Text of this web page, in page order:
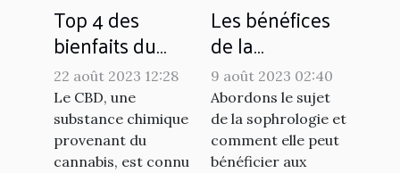
Top 4 des
bienfaits du
CBD
22 août 2023 12:28
Le CBD, une
substance chimique
provenant du
cannabis, est connu
Les bénéfices
de la
sophrologie
pour les
étudiants
9 août 2023 02:40
Abordons le sujet
de la sophrologie et
comment elle peut
bénéficier aux